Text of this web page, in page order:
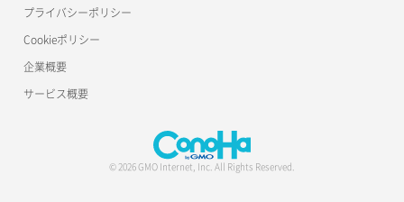
プライバシーポリシー
Cookieポリシー
企業概要
サービス概要
© 2026 GMO Internet, Inc. All Rights Reserved.